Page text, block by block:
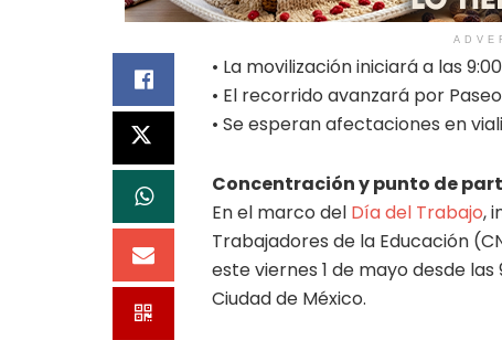
• La movilización iniciará a las
• El recorrido avanzará por
• Se esperan afectaciones en
Concentración y punto de
En el marco del Día del Trabajo,
Trabajadores de la Educación
este viernes 1 de mayo desde
Ciudad de México.